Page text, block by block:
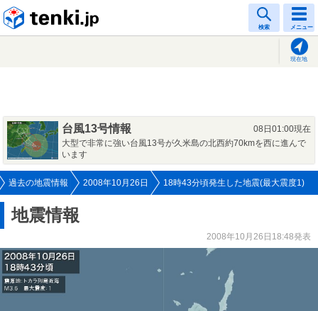
検索 メニュー
現在地
台風13号情報
08日01:00現在
大型で非常に強い台風13号が久米島の北西約70kmを西に進んで
います
過去の地震情報 2008年10月26日 18時43分頃発生した地震(最大震度1)
地震情報
2008年10月26日18:48発表